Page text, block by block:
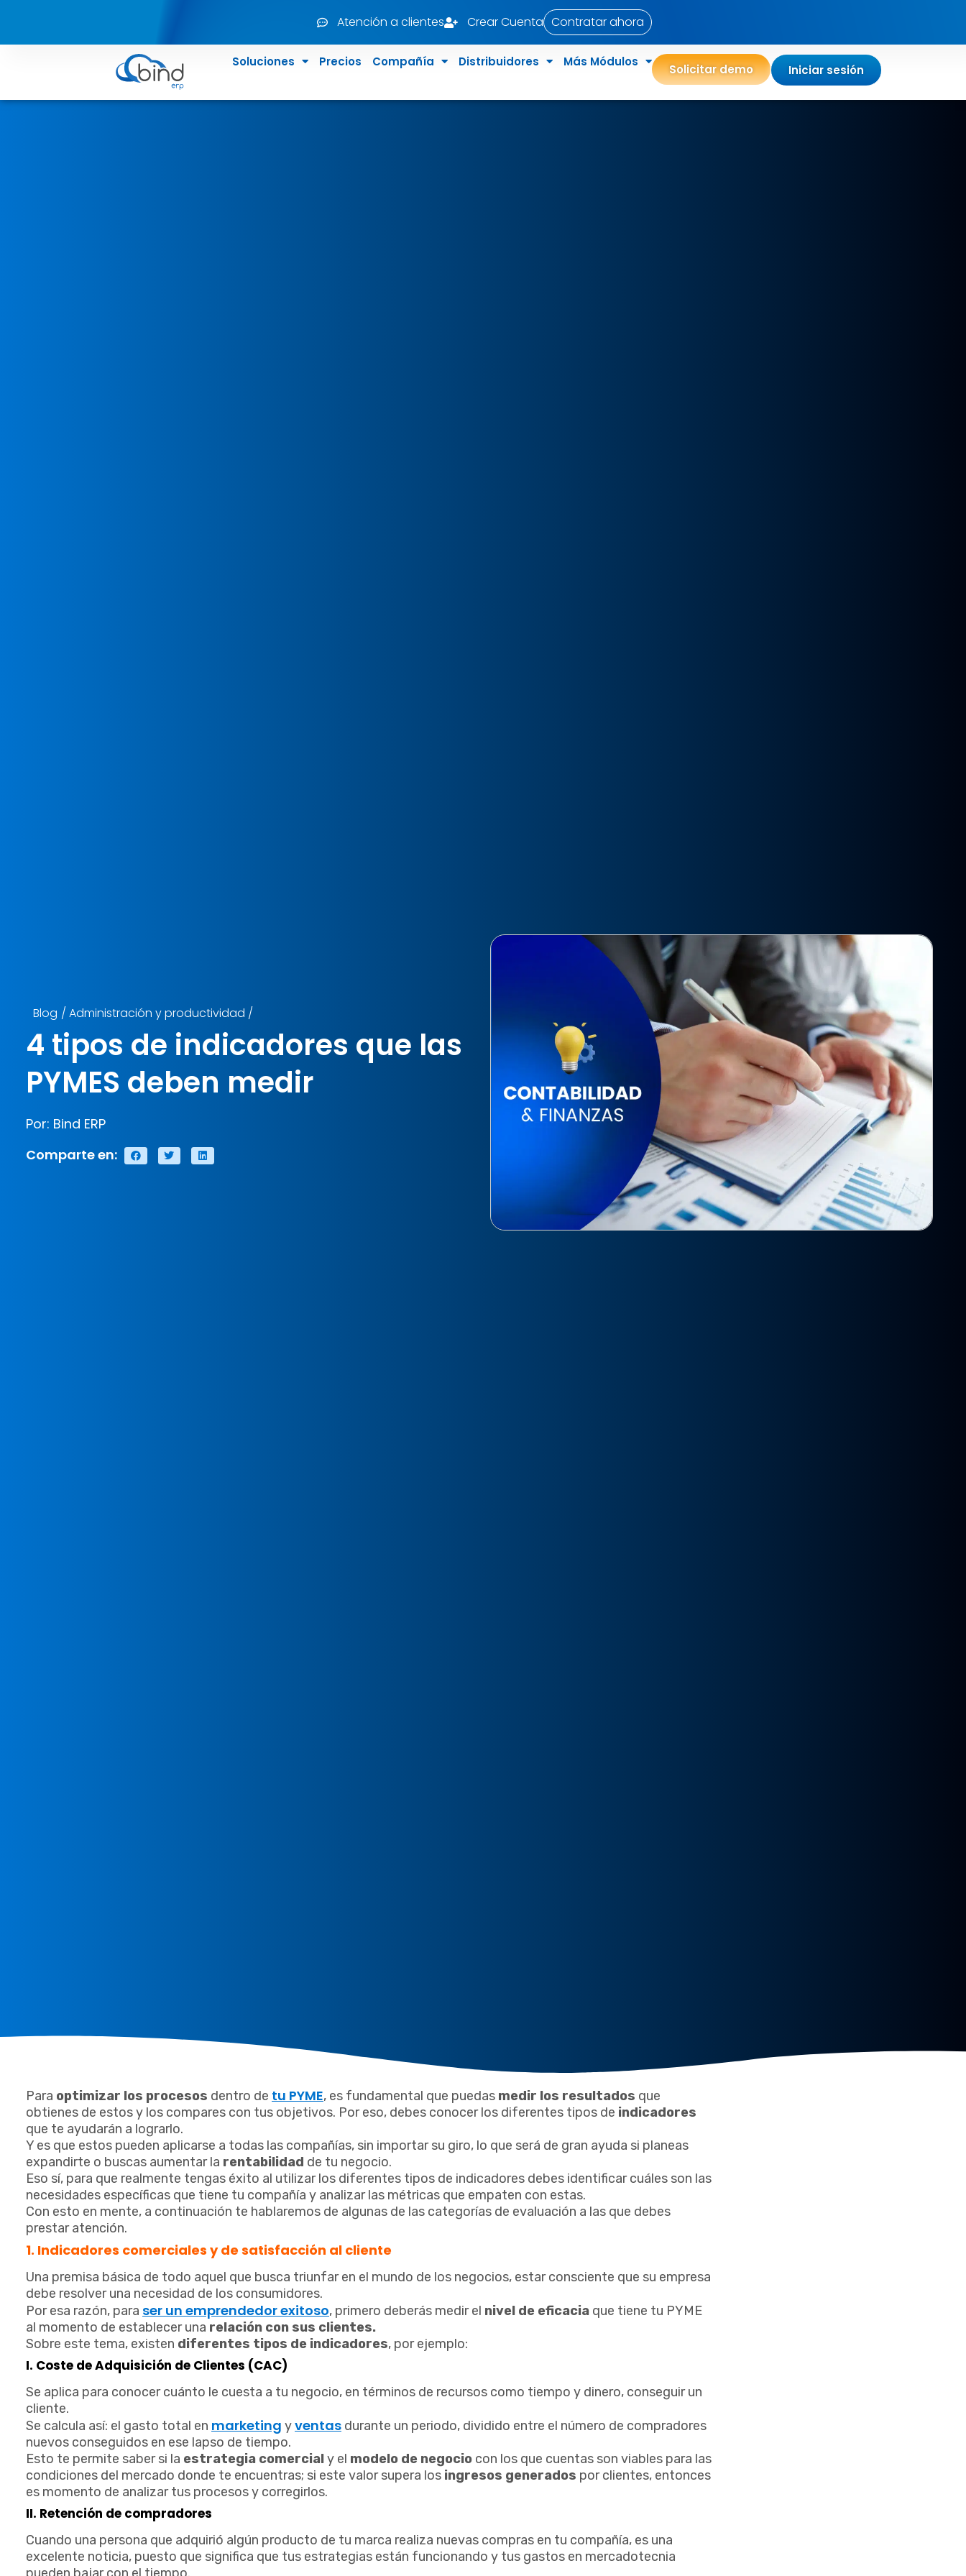
Atención a clientes Crear Cuenta Contratar ahora
Soluciones Precios Compañía Distribuidores Más Módulos
Solicitar demo Iniciar sesión
Blog / Administración y productividad /
4 tipos de indicadores que las
PYMES deben medir
Por: Bind ERP
Comparte en:
Para optimizar los procesos dentro de tu PYME, es fundamental que puedas medir los resultados que
obtienes de estos y los compares con tus objetivos. Por eso, debes conocer los diferentes tipos de indicadores
que te ayudarán a lograrlo.
Y es que estos pueden aplicarse a todas las compañías, sin importar su giro, lo que será de gran ayuda si planeas
expandirte o buscas aumentar la rentabilidad de tu negocio.
Eso sí, para que realmente tengas éxito al utilizar los diferentes tipos de indicadores debes identificar cuáles son las
necesidades específicas que tiene tu compañía y analizar las métricas que empaten con estas.
Con esto en mente, a continuación te hablaremos de algunas de las categorías de evaluación a las que debes
prestar atención.
1. Indicadores comerciales y de satisfacción al cliente
Una premisa básica de todo aquel que busca triunfar en el mundo de los negocios, estar consciente que su empresa
debe resolver una necesidad de los consumidores.
Por esa razón, para ser un emprendedor exitoso, primero deberás medir el nivel de eficacia que tiene tu PYME
al momento de establecer una relación con sus clientes.
Sobre este tema, existen diferentes tipos de indicadores, por ejemplo:
I. Coste de Adquisición de Clientes (CAC)
Se aplica para conocer cuánto le cuesta a tu negocio, en términos de recursos como tiempo y dinero, conseguir un
cliente.
Se calcula así: el gasto total en marketing yventas durante un periodo, dividido entre el número de compradores
nuevos conseguidos en ese lapso de tiempo.
Esto te permite saber si la estrategia comercialy el modelo de negocio con los que cuentas son viables para las
condiciones del mercado donde te encuentras; si este valor supera los ingresos generados por clientes, entonces
es momento de analizar tus procesos y corregirlos.
II. Retención de compradores
Cuando una persona que adquirió algún producto de tu marca realiza nuevas compras en tu compañía, es una
excelente noticia, puesto que significa que tus estrategias están funcionando y tus gastos en mercadotecnia